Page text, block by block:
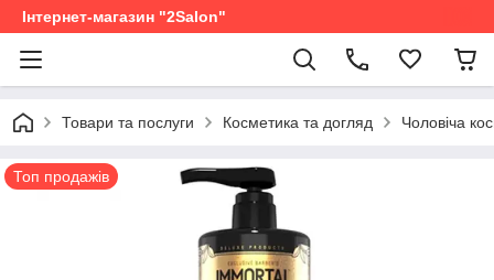
Інтернет-магазин "2Salon"
Товари та послуги Косметика та догляд Чоловіча
Топ продажів